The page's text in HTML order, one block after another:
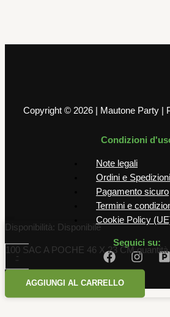
Copyright © 2026 | Mautone Party |
Condizioni
Note legali
Ordini e
Pagamento sicuro
Termini e
Cookie Policy
Seguici su:
Disponibilità: Disponibile
-
100 SAC A POCHE 46 X 23 CM quantità
AGGIUNGI AL CARRELLO